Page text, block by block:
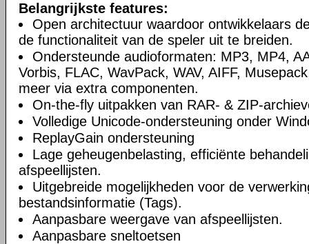
Belangrijkste features:
Open architectuur waardoor ontwikkelaars
de functionaliteit van de speler uit te breiden.
Ondersteunde audioformaten: MP3, MP4,
Vorbis, FLAC, WavPack, WAV, AIFF,
meer via extra componenten.
On-the-fly uitpakken van RAR- & ZIP-
Volledige Unicode-ondersteuning onder
ReplayGain ondersteuning
Lage geheugenbelasting, efficiënte
afspeellijsten.
Uitgebreide mogelijkheden voor de
bestandsinformatie (Tags).
Aanpasbare weergave van afspeellijsten.
Aanpasbare sneltoetsen